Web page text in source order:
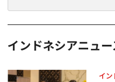
インドネシアニュ
イン